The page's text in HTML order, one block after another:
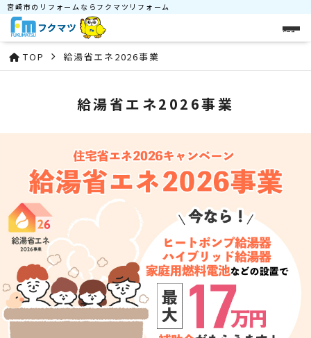
宮崎市のリフォームならフクマツリフォーム
メニュー
TOP 給湯省エネ2026事業
給湯省エネ2026事業